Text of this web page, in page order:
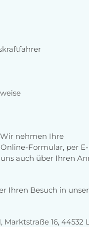
nehmen Ihre
Formular, per
auch über Ihren
Ihren Besuch in
16, 44532